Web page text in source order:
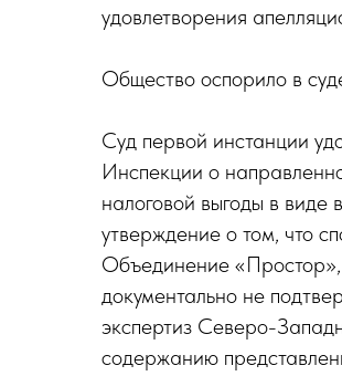
удовлетворения
Общество оспорило в
Суд первой инстанции
Инспекции о
налоговой выгоды в виде
утверждение о том, что
Объединение
документально не
экспертиз Северо-
содержанию